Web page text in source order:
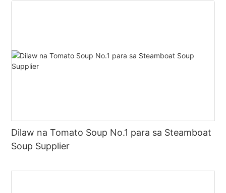
Dilaw na Tomato Soup No.1 para sa Steamboat
Soup Supplier